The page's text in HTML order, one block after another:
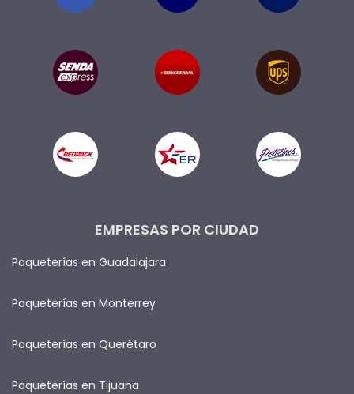
EMPRESAS POR CIUDAD
Paqueterías en Guadalajara
Paqueterías en Monterrey
Paqueterías en Querétaro
Paqueterías en Tijuana